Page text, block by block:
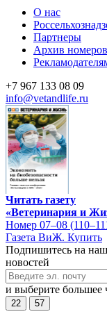
О нас
Партнеры
Архив номеров
+7 967 133 08 09
info@vetandlife.ru
Читать газету
«Ветеринария и
Номер 07–08
Газета ВиЖ. Купить
Подпишитесь на
новостей
и выберите большее
22 57